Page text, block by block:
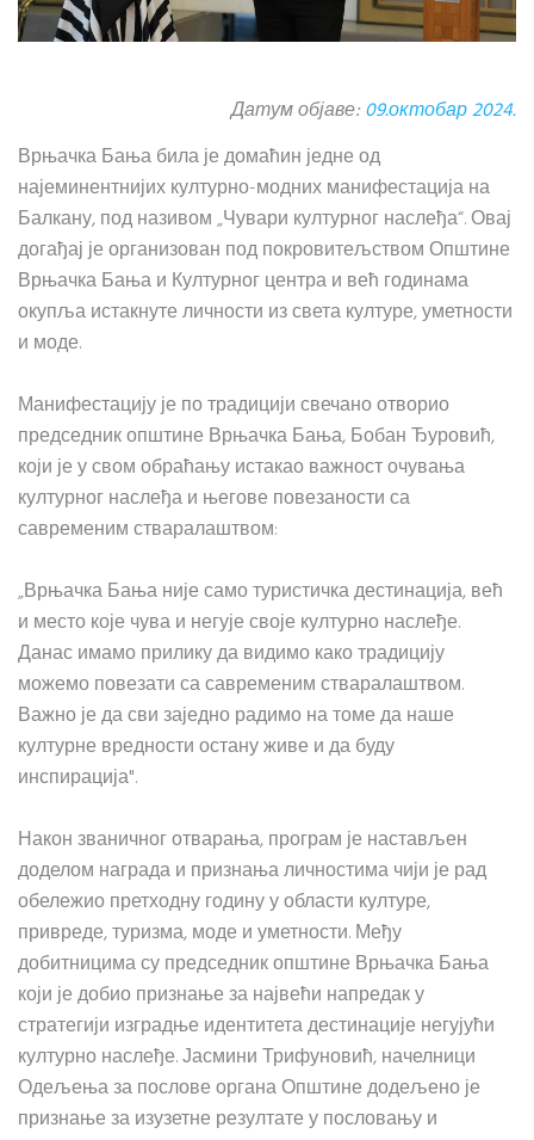
Датум објаве:09.октобар 2024.
Врњачка Бања била је домаћин једне од
најеминентнијих културно-модних манифестација на
Балкану, под називом „Чувари културног наслеђа“. Овај
догађај је организован под покровитељством Општине
Врњачка Бања и Културног центра и већ годинама
окупља истакнуте личности из света културе, уметности
и моде.
Манифестацију је по традицији свечано отворио
председник општине Врњачка Бања, Бобан Ђуровић,
који је у свом обраћању истакао важност очувања
културног наслеђа и његове повезаности са
савременим стваралаштвом:
„Врњачка Бања није само туристичка дестинација, већ
и место које чува и негује своје културно наслеђе.
Данас имамо прилику да видимо како традицију
можемо повезати са савременим стваралаштвом.
Важно је да сви заједно радимо на томе да наше
културне вредности остану живе и да буду
инспирација".
Након званичног отварања, програм је настављен
доделом награда и признања личностима чији је рад
обележио претходну годину у области културе,
привреде, туризма, моде и уметности. Међу
добитницима су председник општине Врњачка Бања
који је добио признање за највећи напредак у
стратегији изградње идентитета дестинације негујући
културно наслеђе. Јасмини Трифуновић, начелници
Одељења за послове органа Општине додељено је
признање за изузетне резултате у пословању и